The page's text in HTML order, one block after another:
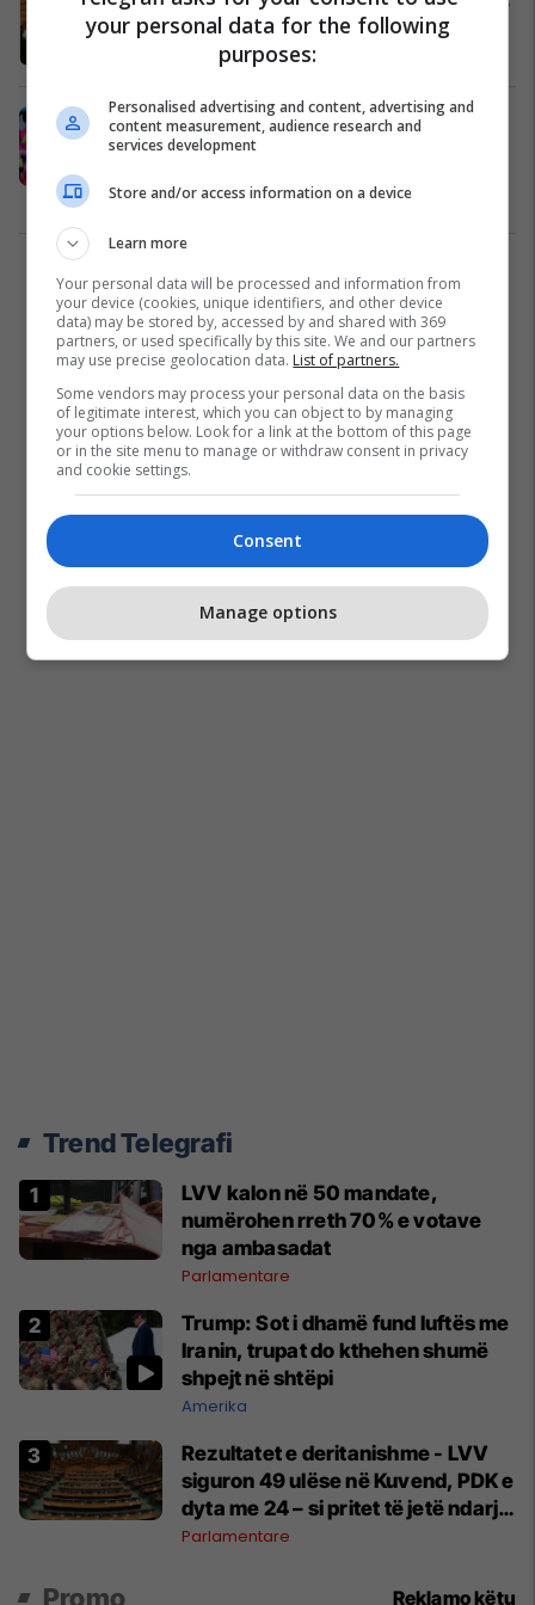
e tyre vazhdimisht në filma
TV / Film 03/04/2018
Pas sugjerimit të Trump për
armatosjen e mësimdhënësve,
fjalët kundrejt presidentit
Po Flitet 25/02/2018
1
Trend Telegrafi
LVV kalon në 50 mandate,
numërohen rreth 70% e votave
nga ambasadat
Parlamentare
Trump: Sot i dhamë fund luftës me
Iranin, trupat do kthehen shumë
shpejt në shtëpi
Amerika
Rezultatet e deritanishme - LVV
siguron 49 ulëse në Kuvend, PDK e
dyta me 24 – si pritet të jetë ndarja
e mandateve?
Parlamentare
Promo Reklamo këtu
your personal data for the following
purposes:
Personalised advertising and content, advertising and
content measurement, audience research and
services development
Store and/or access information on a device
Learn more
Your personal data will be processed and information from
your device (cookies, unique identifiers, and other device
data) may be stored by, accessed by and shared with 369
partners, or used specifically by this site. We and our partners
may use precise geolocation data. List of partners.
Some vendors may process your personal data on the basis
of legitimate interest, which you can object to by managing
your options below. Look for a link at the bottom of this page
or in the site menu to manage or withdraw consent in privacy
and cookie settings.
Consent
Manage options